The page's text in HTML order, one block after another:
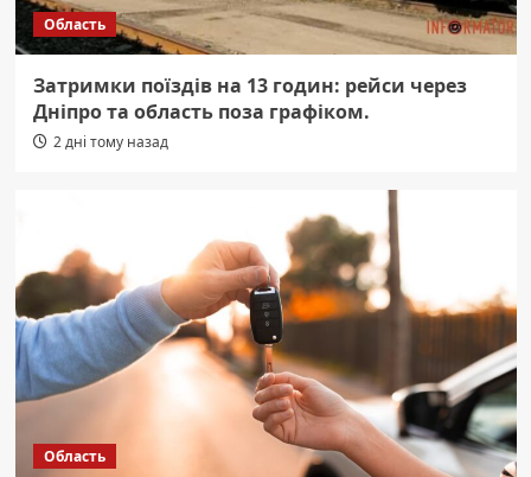
Область
Затримки поїздів на 13 годин: рейси через
Дніпро та область поза графіком.
2 дні тому назад
Область